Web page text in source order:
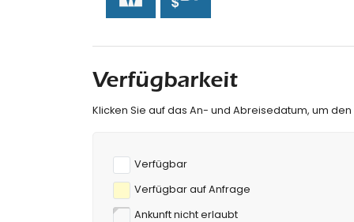
Kanu fahren, Kajak fahren, Angeln, Tauchen
Verfügbarkeit
Klicken Sie auf das An- und Abreisedatum, um
Verfügbar
Verfügbar auf Anfrage
Ankunft nicht erlaubt